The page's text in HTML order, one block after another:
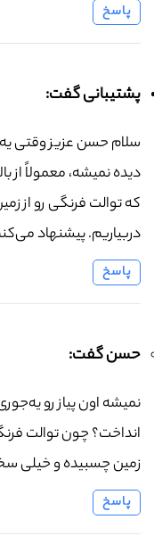
پاسخ
پشتیبانی گفت:
سلام حسن عزیز وقتی
دیده نمیشه، معمولاً از
که توالت فرنگی رو از
دربیاریم. پیشنهاد
پاسخ
حسن گفت:
نمیشه اون پیاز رو یه‌جوری
زمین چسبیده و خیلی
پاسخ